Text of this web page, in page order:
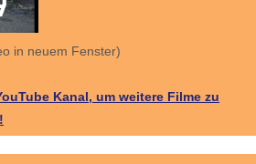
in neuem Fenster)
Kanal, um weitere Filme zu